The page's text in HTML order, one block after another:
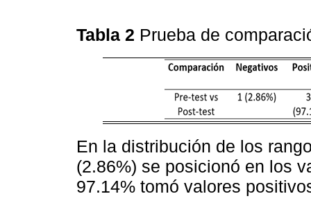
Tabla 2 Prueba de
En la distribución de los
(2.86%) se posicionó en los
97.14% tomó valores